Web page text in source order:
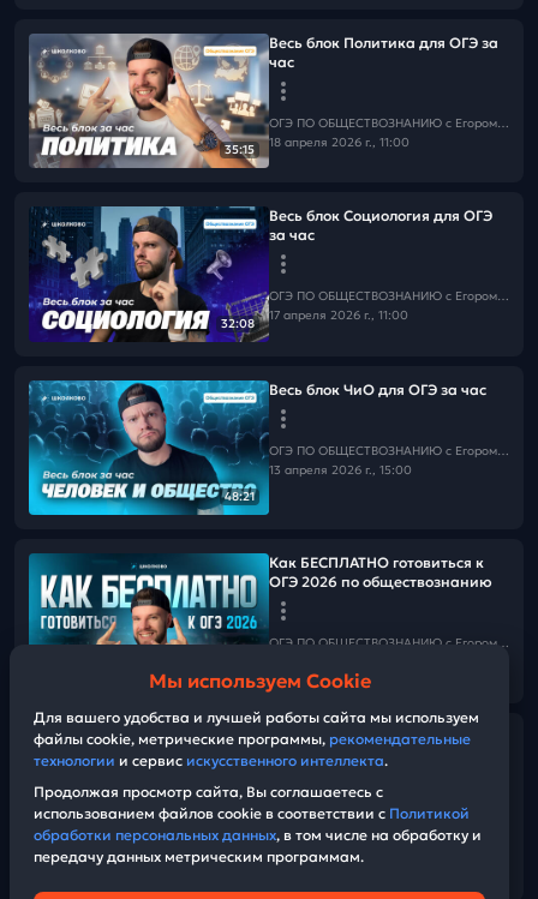
35:15
Весь блок Политика для ОГЭ за
час
ОГЭ ПО ОБЩЕСТВОЗНАНИЮ c Егором Кантом
18 апреля 2026 г., 11:00
32:08
Весь блок Социология для ОГЭ
за час
ОГЭ ПО ОБЩЕСТВОЗНАНИЮ c Егором Кантом
17 апреля 2026 г., 11:00
48:21
Весь блок ЧиО для ОГЭ за час
ОГЭ ПО ОБЩЕСТВОЗНАНИЮ c Егором Кантом
13 апреля 2026 г., 15:00
Как БЕСПЛАТНО готовиться к
ОГЭ 2026 по обществознанию
ОГЭ ПО ОБЩЕСТВОЗНАНИЮ c Егором Кантом
Заработная плата: 90%
совершит эту ошибку на ОГЭ по
12 апреля 2026 г., 17:00
Мы используем Cookie
Для вашего удобства и лучшей работы сайта мы используем
файлы cookie, метрические программы, рекомендательные
технологии и сервис искусственного интеллекта.
Продолжая просмотр сайта, Вы соглашаетесь с
использованием файлов cookie в соответствии с Политикой
обработки персональных данных, в том числе на обработку и
передачу данных метрическим программам.